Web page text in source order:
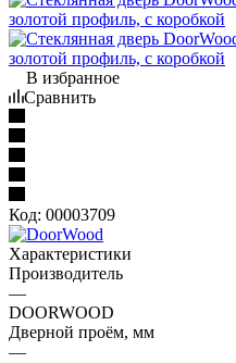
В избранное
Сравнить
Код: 00003709
Характеристики
Производитель
—
DOORWOOD
Дверной проём, мм
—